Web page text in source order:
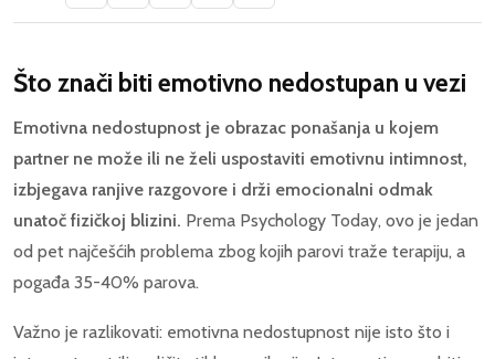
Što znači biti emotivno nedostupan u vezi
Emotivna nedostupnost je obrazac ponašanja u kojem
partner ne može ili ne želi uspostaviti emotivnu intimnost,
izbjegava ranjive razgovore i drži emocionalni odmak
unatoč fizičkoj blizini. Prema Psychology Today, ovo je jedan
od pet najčešćih problema zbog kojih parovi traže terapiju, a
pogađa 35-40% parova.
Važno je razlikovati: emotivna nedostupnost nije isto što i